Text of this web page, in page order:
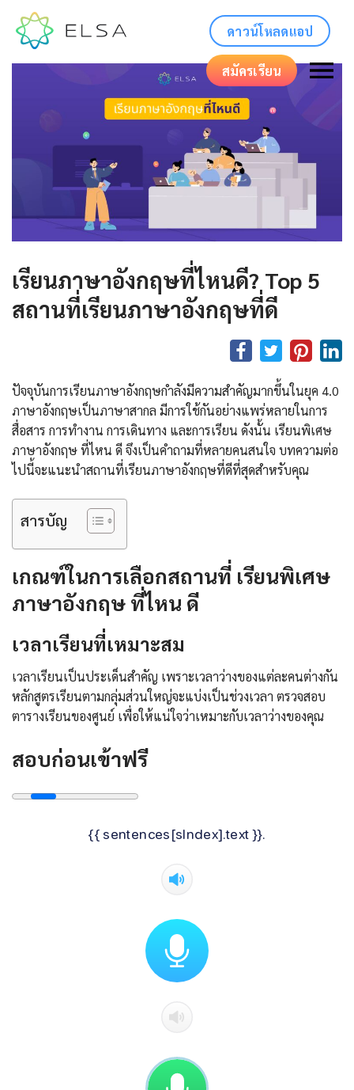
ดาวน์โหลดแอป
สมัครเรียน
เรียนภาษาอังกฤษที่ไหนดี? Top 5
สถานที่เรียนภาษาอังกฤษที่ดี
ปัจจุบันการเรียนภาษาอังกฤษกำลังมีความสำคัญมากขึ้นในยุค 4.0
ภาษาอังกฤษเป็นภาษาสากล มีการใช้กันอย่างแพร่หลายในการ
สื่อสาร การทำงาน การเดินทาง และการเรียน ดังนั้น เรียนพิเศษ
ภาษาอังกฤษ ที่ไหน ดี จึงเป็นคำถามที่หลายคนสนใจ บทความต่อ
ไปนี้จะแนะนำสถานที่เรียนภาษาอังกฤษที่ดีที่สุดสำหรับคุณ
สารบัญ
เกณฑ์ในการเลือกสถานที่ เรียนพิเศษ
ภาษาอังกฤษ ที่ไหน ดี
เวลาเรียนที่เหมาะสม
เวลาเรียนเป็นประเด็นสำคัญ เพราะเวลาว่างของแต่ละคนต่างกัน
หลักสูตรเรียนตามกลุ่มส่วนใหญ่จะแบ่งเป็นช่วงเวลา ตรวจสอบ
ตารางเรียนของศูนย์ เพื่อให้แน่ใจว่าเหมาะกับเวลาว่างของคุณ
สอบก่อนเข้าฟรี
{{ sentences[sIndex].text }}.